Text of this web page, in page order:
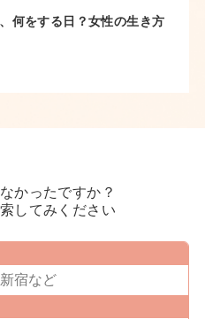
何をする日？女性の生き方
かったですか？
してみください